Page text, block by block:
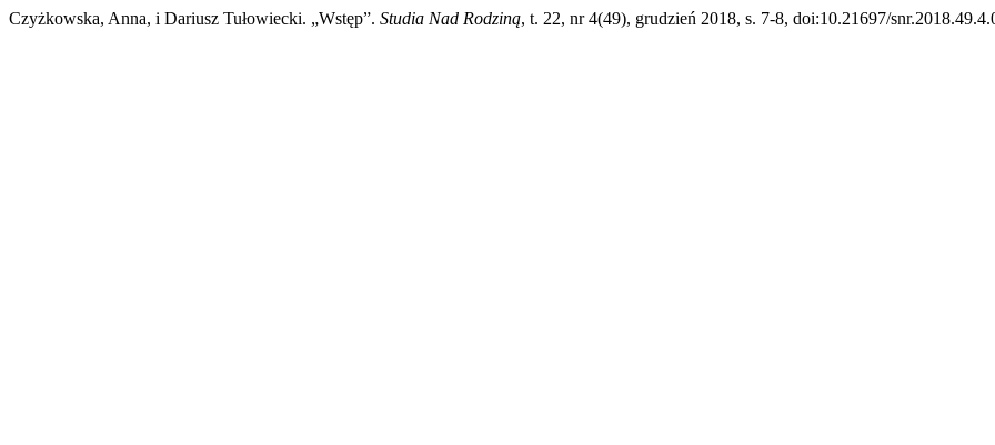
Czyżkowska, Anna, i Dariusz Tułowiecki. „Wstęp”. Studia Nad Rodziną, t. 22, nr 4(49), grudzień 2018, s. 7-8, doi:10.21697/